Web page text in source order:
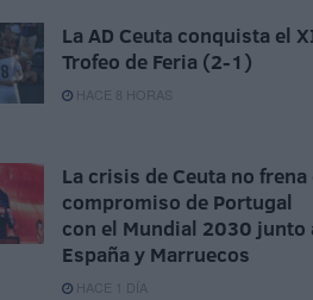
La AD Ceuta conquista el
Trofeo de Feria (2-1)
HACE 8 HORAS
La crisis de Ceuta no frena
compromiso de Portugal
con el Mundial 2030 junto
España y Marruecos
HACE 1 DÍA